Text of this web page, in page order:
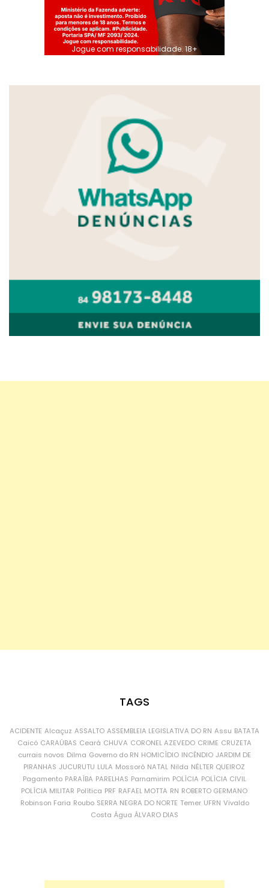
Jogue com responsabilidade. 18+
TAGS
ACIDENTE Alcaçuz ASSALTO ASSEMBLEIA LEGISLATIVA DO RN Assu BATATA
Caicó CARAÚBAS Ceará CHUVA CORONEL AZEVEDO CRIME CRUZETA
currais novos Dilma Governo do RN HOMICÍDIO INCÊNDIO JARDIM DE
PIRANHAS JUCURUTU LULA Mossoró NATAL Nilda NÉLTER QUEIROZ
Pagamento PARAÍBA PARELHAS Parnamirim POLÍCIA POLÍCIA CIVIL
POLÍCIA MILITAR Política PRF RAFAEL MOTTA RN ROBERTO GERMANO
Robinson Faria Roubo SERRA NEGRA DO NORTE Temer UFRN Vivaldo
Costa Água ÁLVARO DIAS